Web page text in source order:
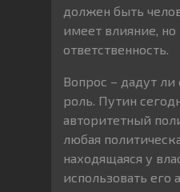
должен быть
имеет влияние, но
ответственность.
Вопрос – дадут ли
роль. Путин
авторитетный
любая
находящаяся у
использовать его